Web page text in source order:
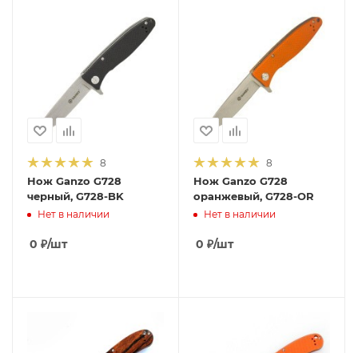
8
Нож Ganzo G728
черный, G728-BK
Нет в наличии
0 ₽/шт
8
Нож Ganzo G728
оранжевый, G728-OR
Нет в наличии
0 ₽/шт